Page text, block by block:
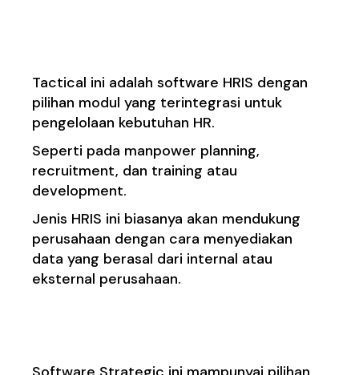
Tactical ini adalah software HRIS dengan
pilihan modul yang terintegrasi untuk
pengelolaan kebutuhan HR.
Seperti pada manpower planning,
recruitment, dan training atau
development.
Jenis HRIS ini biasanya akan mendukung
perusahaan dengan cara menyediakan
data yang berasal dari internal atau
eksternal perusahaan.